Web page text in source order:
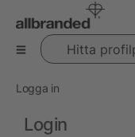
Hitta profilprodukter
Logga in
Login